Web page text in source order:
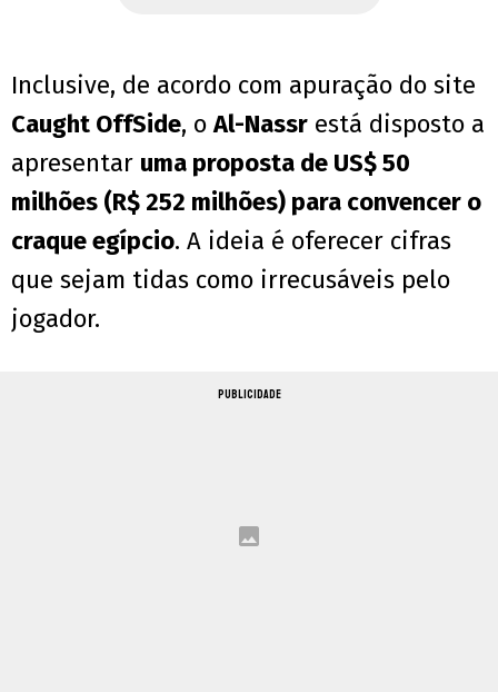
Inclusive, de acordo com apuração do site
Caught OffSide, oAl-Nassr está disposto a
apresentar uma proposta de US$ 50
milhões (R$ 252 milhões) para convencer o
craque egípcio. A ideia é oferecer cifras
que sejam tidas como irrecusáveis pelo
jogador.
PUBLICIDADE